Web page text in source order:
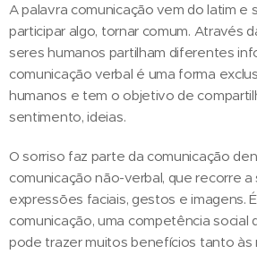
A palavra comunicação vem do latim e
participar algo, tornar comum. Através
seres humanos partilham diferentes
comunicação verbal é uma forma
humanos e tem o objetivo de
sentimento, ideias.
O sorriso faz parte da comunicação
comunicação não-verbal, que recorre a
expressões faciais, gestos e imagens.
comunicação, uma competência social
pode trazer muitos benefícios tanto às